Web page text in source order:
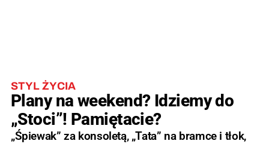
STYL ŻYCIA
Plany na weekend? Idziemy do
„Stoci”! Pamiętacie?
„Śpiewak” za konsoletą, „Tata” na bramce i tłok,